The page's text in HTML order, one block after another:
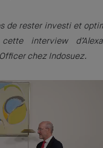
de rester investi et
interview
chez Indosuez.